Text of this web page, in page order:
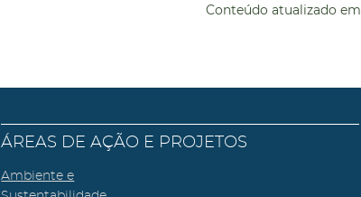
Conteúdo atualizado em
ÁREAS DE AÇÃO E PROJETOS
Ambiente e